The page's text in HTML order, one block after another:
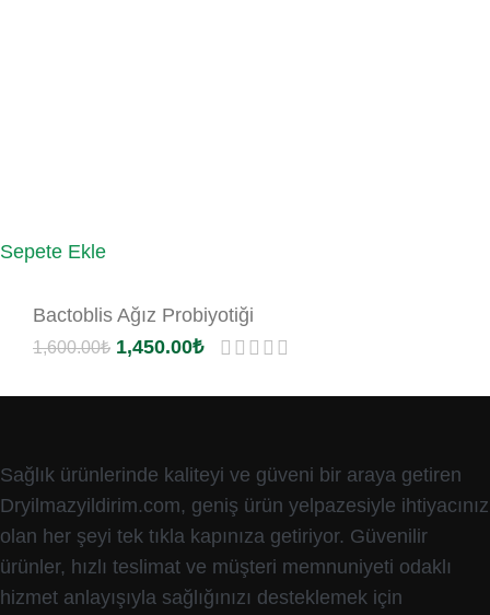
Sepete Ekle
Bactoblis Ağız Probiyotiği
1,600.00₺ 1,450.00₺
Sağlık ürünlerinde kaliteyi ve güveni bir araya getiren
Dryilmazyildirim.com, geniş ürün yelpazesiyle ihtiyacınız
olan her şeyi tek tıkla kapınıza getiriyor. Güvenilir
ürünler, hızlı teslimat ve müşteri memnuniyeti odaklı
hizmet anlayışıyla sağlığınızı desteklemek için